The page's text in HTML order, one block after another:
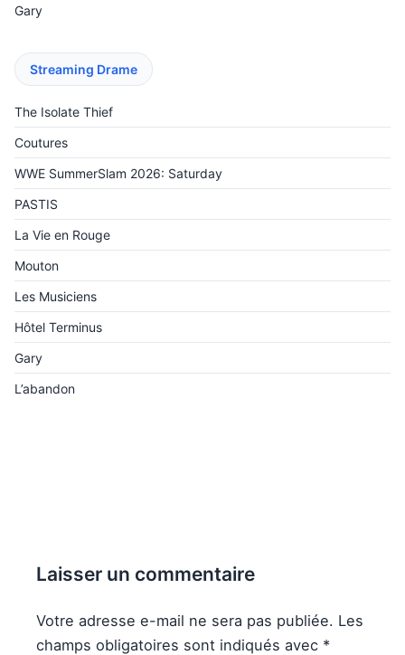
Gary
Streaming Drame
The Isolate Thief
Coutures
WWE SummerSlam 2026: Saturday
PASTIS
La Vie en Rouge
Mouton
Les Musiciens
Hôtel Terminus
Gary
L’abandon
Laisser un commentaire
Votre adresse e-mail ne sera pas publiée. Les
champs obligatoires sont indiqués avec *